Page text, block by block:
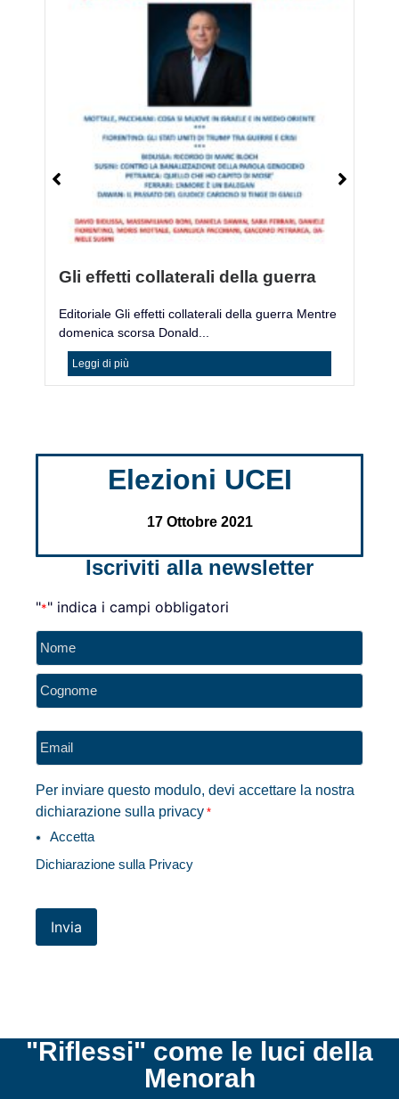
Gli effetti collaterali della guerra
Editoriale Gli effetti collaterali della guerra Mentre
domenica scorsa Donald...
Leggi di più
Elezioni UCEI
17 Ottobre 2021
Iscriviti alla newsletter
"*" indica i campi obbligatori
Nome
*
Email
*
Per inviare questo modulo, devi accettare la nostra
dichiarazione sulla privacy *
Accetta
Dichiarazione sulla Privacy
Invia
"Riflessi" come le luci della
Menorah